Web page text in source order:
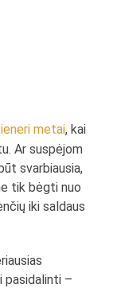
metai, kai
Ar suspėjom
svarbiausia,
tik bėgti nuo
iki saldaus
pasidalinti –